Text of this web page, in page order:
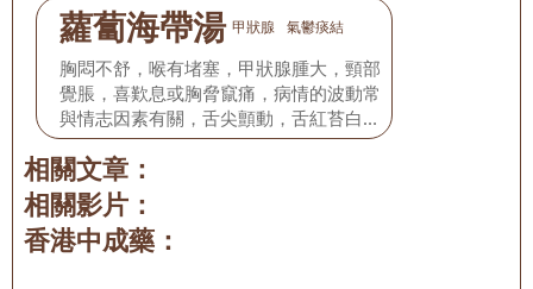
蘿蔔海帶湯 甲狀腺 氣鬱痰結
胸悶不舒，喉有堵塞，甲狀腺腫大，頸部
覺脹，喜歎息或胸脅竄痛，病情的波動常
與情志因素有關，舌尖顫動，舌紅苔白，
脈弦滑或弦細。
相關文章：
相關影片：
香港中成藥：